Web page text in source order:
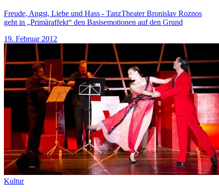
Freude, Angst, Liebe und Hass - TanzTheater Bronislav Roznos
geht in „Primäraffekt“ den Basisemotionen auf den Grund
19. Februar 2012
Kultur